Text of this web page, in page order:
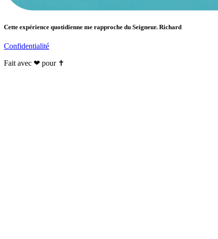
Cette expérience quotidienne me rapproche du Seigneur. Richard
Confidentialité
Fait avec ❤ pour ✝️️